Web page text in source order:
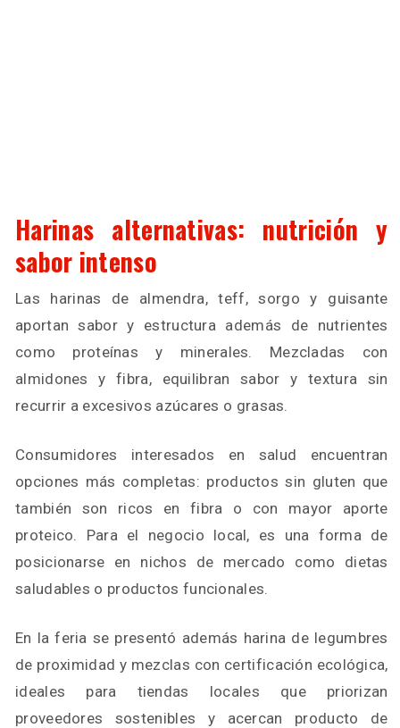
Harinas alternativas: nutrición y
sabor intenso
Las harinas de almendra, teff, sorgo y guisante
aportan sabor y estructura además de nutrientes
como proteínas y minerales. Mezcladas con
almidones y fibra, equilibran sabor y textura sin
recurrir a excesivos azúcares o grasas.
Consumidores interesados en salud encuentran
opciones más completas: productos sin gluten que
también son ricos en fibra o con mayor aporte
proteico. Para el negocio local, es una forma de
posicionarse en nichos de mercado como dietas
saludables o productos funcionales.
En la feria se presentó además harina de legumbres
de proximidad y mezclas con certificación ecológica,
ideales para tiendas locales que priorizan
proveedores sostenibles y acercan producto de